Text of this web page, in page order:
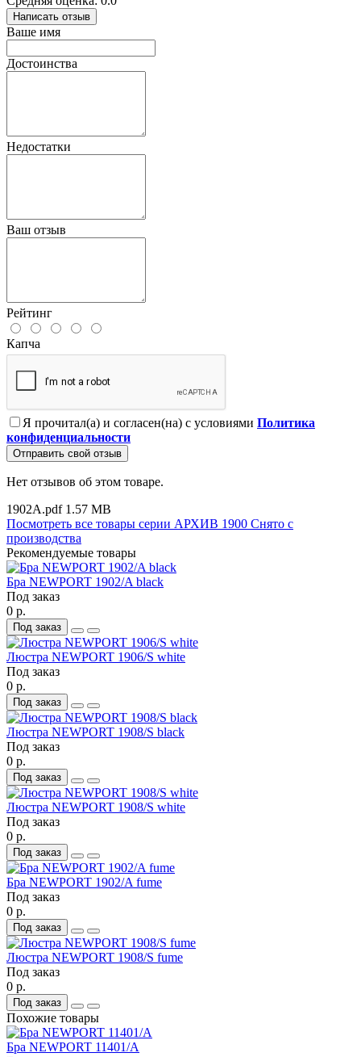
Написать отзыв
Ваше имя
Достоинства
Недостатки
Ваш отзыв
Рейтинг
Капча
Я прочитал(а) и согласен(на) с условиями Политика
конфиденциальности
Отправить свой отзыв
Нет отзывов об этом товаре.
1902A.pdf 1.57 MB
Посмотреть все товары серии АРХИВ 1900 Снято с
производства
Рекомендуемые товары
Бра NEWPORT 1902/A black
Под заказ
0 р.
Под заказ
Люстра NEWPORT 1906/S white
Под заказ
0 р.
Под заказ
Люстра NEWPORT 1908/S black
Под заказ
0 р.
Под заказ
Люстра NEWPORT 1908/S white
Под заказ
0 р.
Под заказ
Бра NEWPORT 1902/A fume
Под заказ
0 р.
Под заказ
Люстра NEWPORT 1908/S fume
Под заказ
0 р.
Под заказ
Похожие товары
Бра NEWPORT 11401/A